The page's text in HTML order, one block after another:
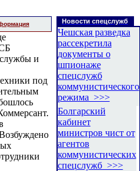
и
под
Новости спецслужб
Чешская разведка
рассекретила
документы о
шпионаже
спецслужб
коммунистического
режима >>>
Болгарский
кабинет
министров чист от
агентов
коммунистических
спецслужб >>>